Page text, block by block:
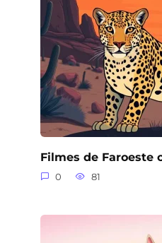
Filmes de Faroeste
0 81